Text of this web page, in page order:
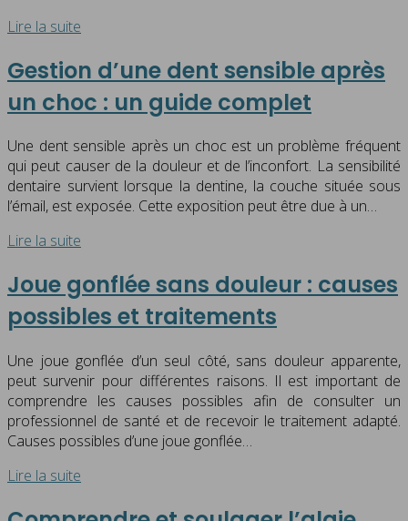
Lire la suite
Gestion d’une dent sensible après
un choc : un guide complet
Une dent sensible après un choc est un problème fréquent
qui peut causer de la douleur et de l’inconfort. La sensibilité
dentaire survient lorsque la dentine, la couche située sous
l’émail, est exposée. Cette exposition peut être due à un…
Lire la suite
Joue gonflée sans douleur : causes
possibles et traitements
Une joue gonflée d’un seul côté, sans douleur apparente,
peut survenir pour différentes raisons. Il est important de
comprendre les causes possibles afin de consulter un
professionnel de santé et de recevoir le traitement adapté.
Causes possibles d’une joue gonflée…
Lire la suite